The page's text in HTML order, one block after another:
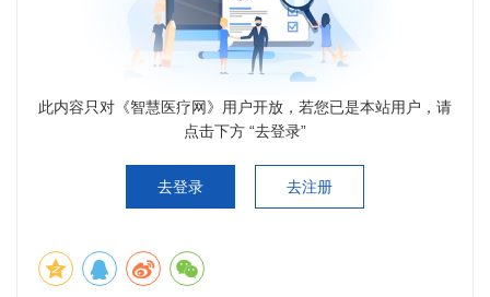
此内容只对《智慧医疗网》用户开放，若您已是本站用户，请
点击下方 “去登录”
去登录 去注册